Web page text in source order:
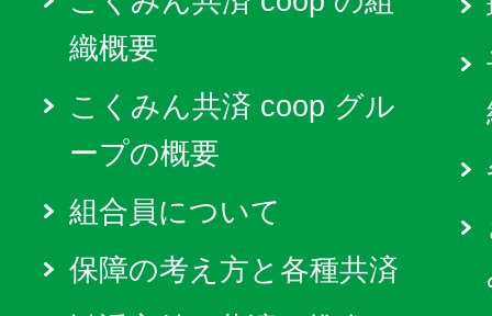
織概要
こくみん共済 coop グル
ープの概要
組合員について
保障の考え方と各種共済